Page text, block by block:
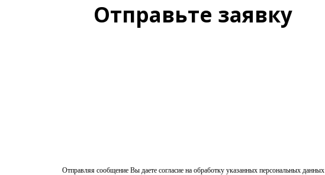
Отправьте заявку
Отправляя сообщение Вы даете согласие на обработку указанных персональных данных